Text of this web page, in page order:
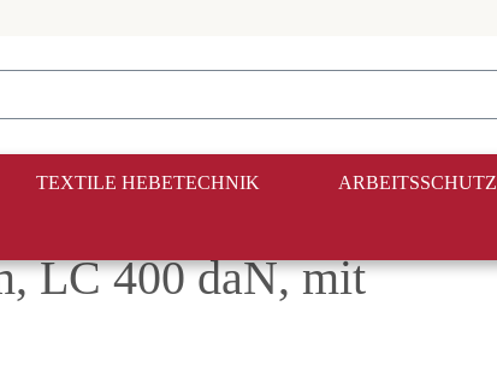
TEXTILE HEBETECHNIK ARBEITSSCHUTZ
LC 400 daN, mit